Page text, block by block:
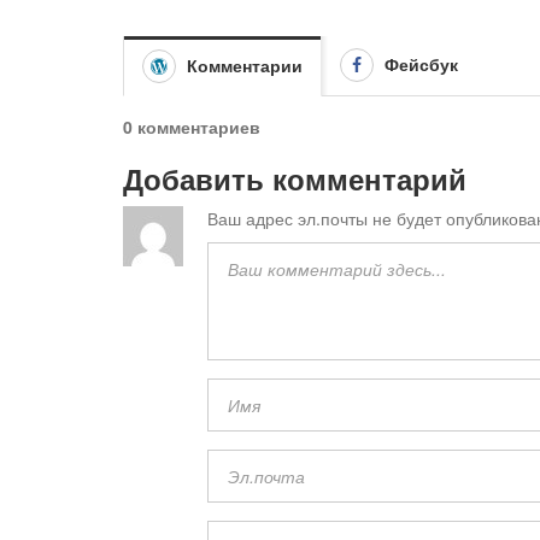
Комментарии Фейсбук
0 комментариев
Добавить комментарий
Ваш адрес эл.почты не будет